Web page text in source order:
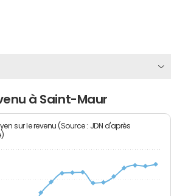
à Saint-Maur
sur le revenu (Source : JDN d'après